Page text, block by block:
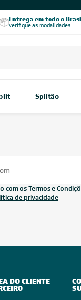
Entrega em todo o
verifique as modalidades
Splitão
com os Termos e
de privacidade
DO CLIENTE